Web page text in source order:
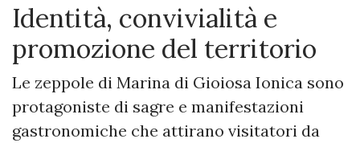
Identità, convivialità e
promozione del territorio
Le zeppole di Marina di Gioiosa Ionica sono
protagoniste di sagre e manifestazioni
gastronomiche che attirano visitatori da